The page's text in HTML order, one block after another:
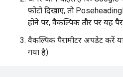
फ़ोटो दिखाए, तो
होने पर, वैकल्पिक तौर पर यह
वैकल्पिक पैरामीटर अपडेट करें
गया है)